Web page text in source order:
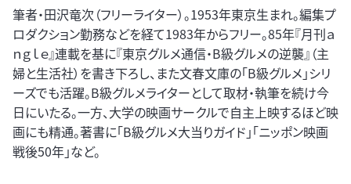
筆者・田沢竜次（フリーライター）。1953年東京生まれ。編集プ
ロダクション勤務などを経て1983年からフリー。85年『月刊ａ
ｎｇｌｅ』連載を基に『東京グルメ通信・B級グルメの逆襲』（主
婦と生活社）を書き下ろし、また文春文庫の「B級グルメ」シリ
ーズでも活躍。B級グルメライターとして取材・執筆を続け今
日にいたる。一方、大学の映画サークルで自主上映するほど映
画にも精通。著書に「B級グルメ大当りガイド」「ニッポン映画
戦後50年」など。